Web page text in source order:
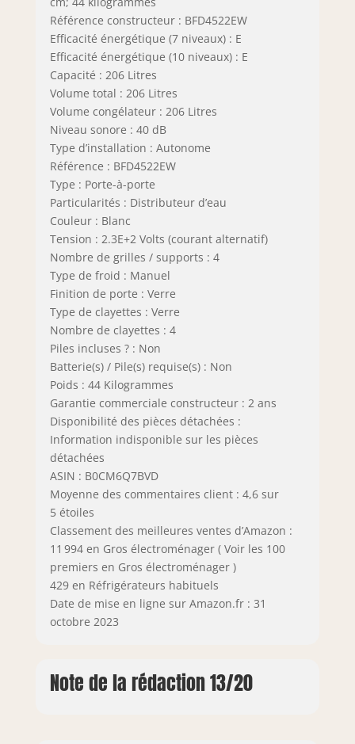
Référence constructeur : BFD4522EW
Efficacité énergétique (7 niveaux) : E
Efficacité énergétique (10 niveaux) : E
Capacité : 206 Litres
Volume total : 206 Litres
Volume congélateur : 206 Litres
Niveau sonore : 40 dB
Type d’installation : Autonome
Référence : BFD4522EW
Type : Porte-à-porte
Particularités : Distributeur d’eau
Couleur : Blanc
Tension : 2.3E+2 Volts (courant alternatif)
Nombre de grilles / supports : 4
Type de froid : Manuel
Finition de porte : Verre
Type de clayettes : Verre
Nombre de clayettes : 4
Piles incluses ? : Non
Batterie(s) / Pile(s) requise(s) : Non
Poids : 44 Kilogrammes
Garantie commerciale constructeur : 2 ans
Disponibilité des pièces détachées :
Information indisponible sur les pièces
détachées
ASIN : B0CM6Q7BVD
Moyenne des commentaires client : 4,6 sur
5 étoiles
Classement des meilleures ventes d’Amazon :
11 994 en Gros électroménager ( Voir les 100
premiers en Gros électroménager )
429 en Réfrigérateurs habituels
Date de mise en ligne sur Amazon.fr : 31
octobre 2023
Note de la rédaction 13/20